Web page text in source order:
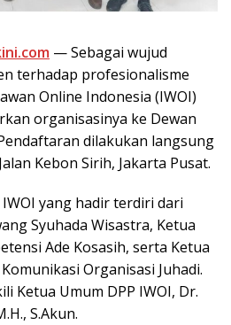
— Sebagai wujud
terhadap profesionalisme
Online Indonesia (IWOI)
organisasinya ke Dewan
dilakukan langsung
Kebon Sirih, Jakarta Pusat.
yang hadir terdiri dari
Syuhada Wisastra, Ketua
Ade Kosasih, serta Ketua
Organisasi Juhadi.
Ketua Umum DPP IWOI, Dr.
S.Akun.